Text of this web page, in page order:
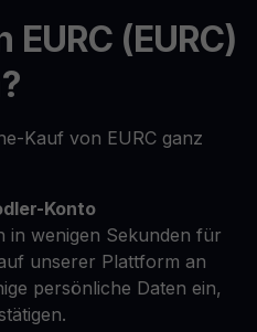
(EURC)
Kauf von EURC ganz
Konto
in wenigen Sekunden für
unserer Plattform an
persönliche Daten ein,